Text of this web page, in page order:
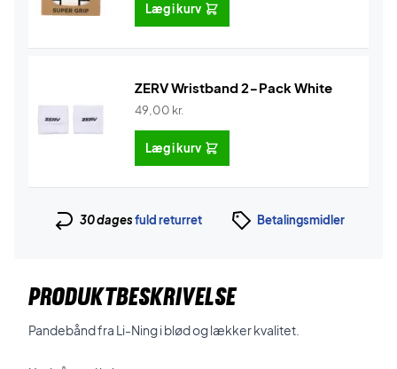
Læg i kurv
ZERV Wristband 2-Pack White
49,00 kr.
Læg i kurv
30 dagesfuld returret Betalingsmidler
PRODUKTBESKRIVELSE
Pandebånd fra Li-Ning i blød og lækker kvalitet.